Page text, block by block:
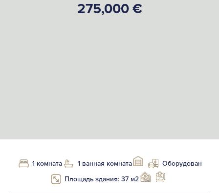
275,000 €
1 комната 1 ванная комната
Оборудован
Площадь здания: 37 м2